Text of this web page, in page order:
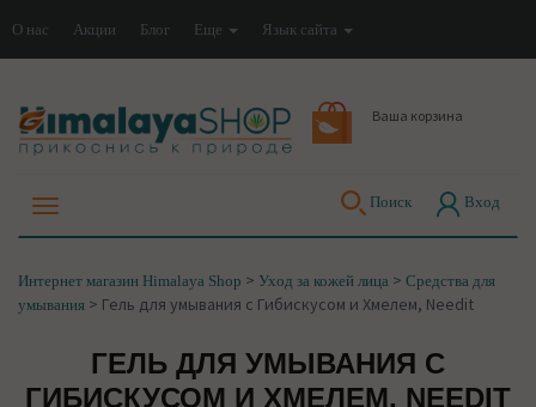
О нас Акции Блог Еще Язык сайта
Ваша корзина
Поиск Вход
Интернет магазин Himalaya Shop > Уход за кожей лица > Средства для
умывания > Гель для умывания с Гибискусом и Хмелем, Needit
ГЕЛЬ ДЛЯ УМЫВАНИЯ С
ГИБИСКУСОМ И ХМЕЛЕМ, NEEDIT